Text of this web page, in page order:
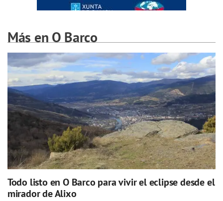
Más en O Barco
Todo listo en O Barco para vivir el eclipse desde el
mirador de Alixo